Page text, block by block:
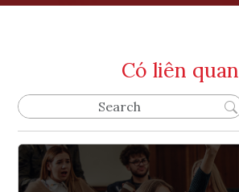
Có liên quan